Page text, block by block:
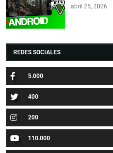
abril 25, 2026
REDES SOCIALES
5.000
400
200
110.000